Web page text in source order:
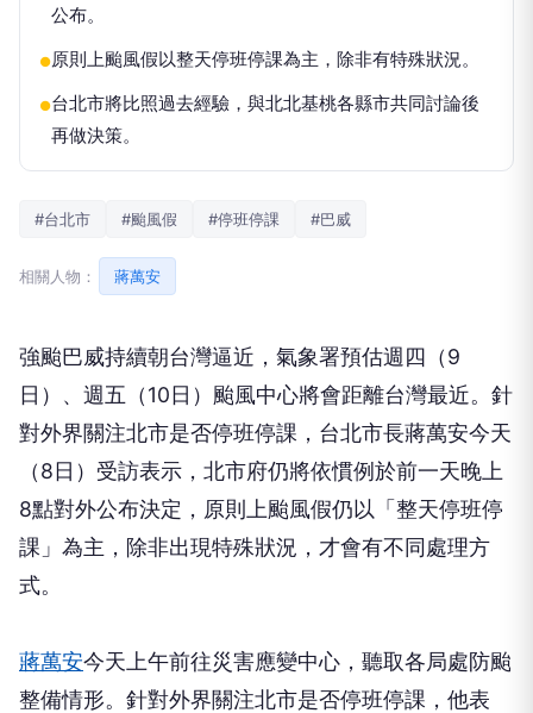
公布。
●原則上颱風假以整天停班停課為主，除非有特殊狀況。
●台北市將比照過去經驗，與北北基桃各縣市共同討論後
再做決策。
#台北市 #颱風假 #停班停課 #巴威
相關人物： 蔣萬安
強颱巴威持續朝台灣逼近，氣象署預估週四（9
日）、週五（10日）颱風中心將會距離台灣最近。針
對外界關注北市是否停班停課，台北市長蔣萬安今天
（8日）受訪表示，北市府仍將依慣例於前一天晚上
8點對外公布決定，原則上颱風假仍以「整天停班停
課」為主，除非出現特殊狀況，才會有不同處理方
式。
蔣萬安今天上午前往災害應變中心，聽取各局處防颱
整備情形。針對外界關注北市是否停班停課，他表